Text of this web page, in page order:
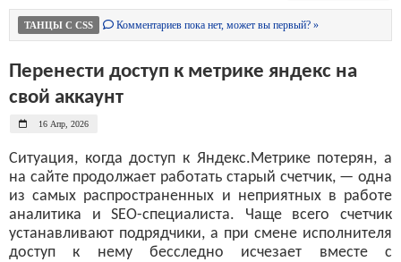
ТАНЦЫ С CSS Комментариев пока нет, может вы первый? »
Перенести доступ к метрике яндекс на
свой аккаунт
16 Апр, 2026
Ситуация, когда доступ к Яндекс.Метрике потерян, а
на сайте продолжает работать старый счетчик, — одна
из самых распространенных и неприятных в работе
аналитика и SEO-специалиста. Чаще всего счетчик
устанавливают подрядчики, а при смене исполнителя
доступ к нему бесследно исчезает вместе с